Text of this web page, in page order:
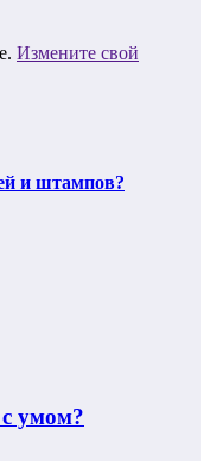
Измените свой
и штампов?
умом?